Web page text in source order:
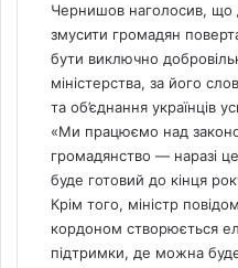
Чернишов наголосив, що
змусити громадян
бути виключно
міністерства, за його
та об’єднання українців
«Ми працюємо над
громадянство — наразі
буде готовий до кінця
Крім того, міністр
кордоном створюється
підтримки, де можна